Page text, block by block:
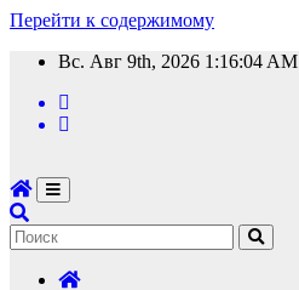
Перейти к содержимому
Вс. Авг 9th, 2026 1:16:04 AM